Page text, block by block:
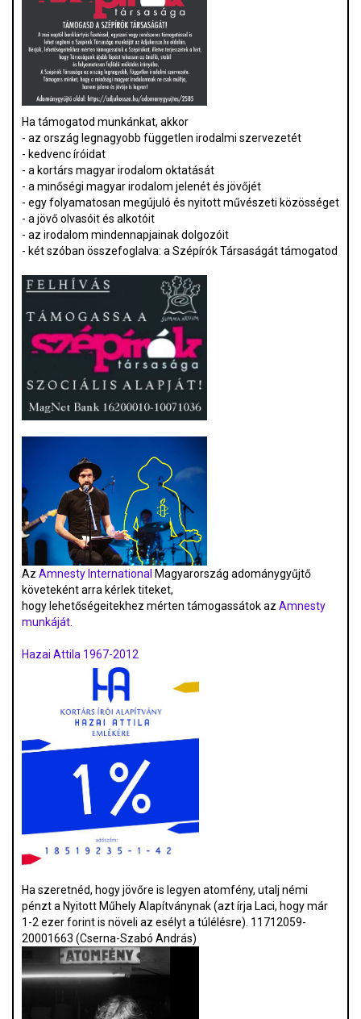
Ha támogatod munkánkat, akkor
- az ország legnagyobb független irodalmi szervezetét
- kedvenc íróidat
- a kortárs magyar irodalom oktatását
- a minőségi magyar irodalom jelenét és jövőjét
- egy folyamatosan megújuló és nyitott művészeti közösséget
- a jövő olvasóit és alkotóit
- az irodalom mindennapjainak dolgozóit
- két szóban összefoglalva: a Szépírók Társaságát támogatod
Az Amnesty International Magyarország adománygyűjtő
követeként arra kérlek titeket,
hogy lehetőségeitekhez mérten támogassátok az Amnesty
munkáját.
Hazai Attila 1967-2012
Ha szeretnéd, hogy jövőre is legyen atomfény, utalj némi
pénzt a Nyitott Műhely Alapítványnak (azt írja Laci, hogy már
1-2 ezer forint is növeli az esélyt a túlélésre). 11712059-
20001663 (Cserna-Szabó András)